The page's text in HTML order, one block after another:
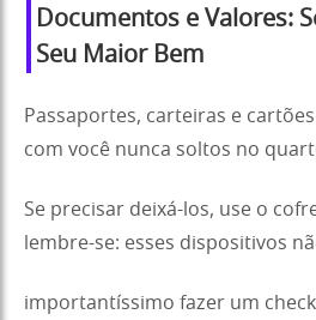
Documentos e Valores:
Seu Maior Bem
Passaportes, carteiras e
com você nunca soltos no
Se precisar deixá-los, use o
lembre-se: esses dispositivos
importantíssimo fazer um